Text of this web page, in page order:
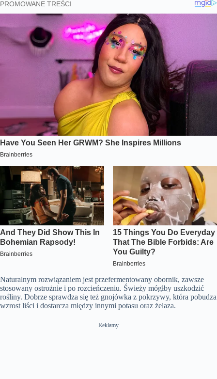
Naturalnym rozwiązaniem jest przefermentowany obornik, zawsze
stosowany ostrożnie i po rozcieńczeniu. Świeży mógłby uszkodzić
rośliny. Dobrze sprawdza się też gnojówka z pokrzywy, która pobudza
wzrost liści i dostarcza między innymi potasu oraz żelaza.
Reklamy